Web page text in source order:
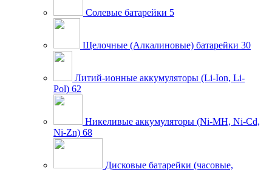
Солевые батарейки 5
Щелочные (Алкалиновые) батарейки 30
Литий-ионные аккумуляторы (Li-Ion, Li-
Pol) 62
Никеливые аккумуляторы (Ni-MH, Ni-Cd,
Ni-Zn) 68
Дисковые батарейки (часовые,